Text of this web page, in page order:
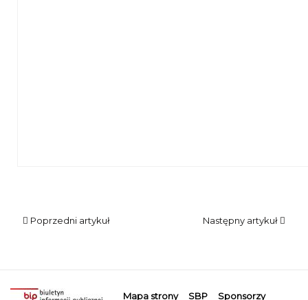
Poprzedni artykuł Następny artykuł
Mapa strony SBP Sponsorzy